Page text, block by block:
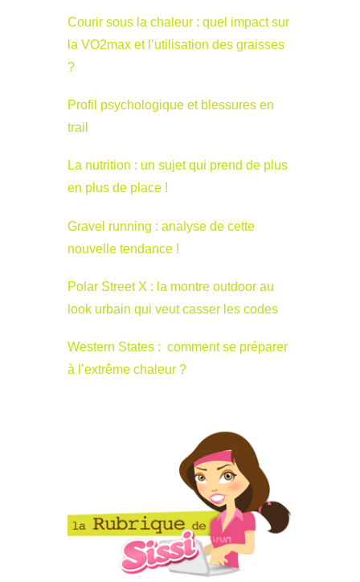
Courir sous la chaleur : quel impact sur
la VO2max et l’utilisation des graisses
?
Profil psychologique et blessures en
trail
La nutrition : un sujet qui prend de plus
en plus de place !
Gravel running : analyse de cette
nouvelle tendance !
Polar Street X : la montre outdoor au
look urbain qui veut casser les codes
Western States : comment se préparer
à l’extrême chaleur ?